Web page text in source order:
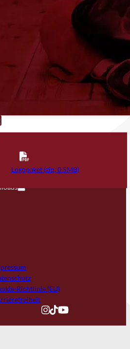
Logopaket (zip, 0.5MB)
Richtlinie (EU)